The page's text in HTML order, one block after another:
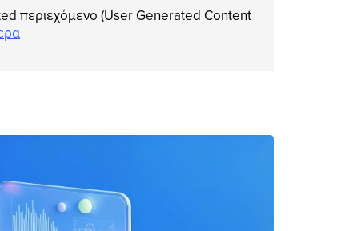
περιεχόμενο (User Generated Content